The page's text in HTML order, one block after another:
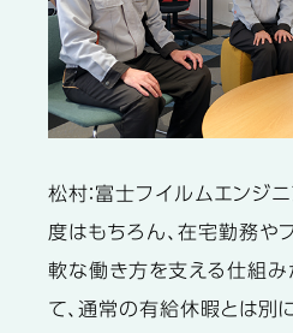
松村：富士フイルムエンジニ
度はもちろん、在宅勤務や
軟な働き方を支える仕組み
て、通常の有給休暇とは別